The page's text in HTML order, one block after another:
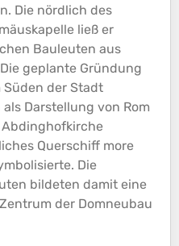
Die nördlich des
ließ er
Bauleuten aus
geplante Gründung
Süden der Stadt
Darstellung von Rom
Querschiff more
Die
bildeten damit eine
der Domneubau